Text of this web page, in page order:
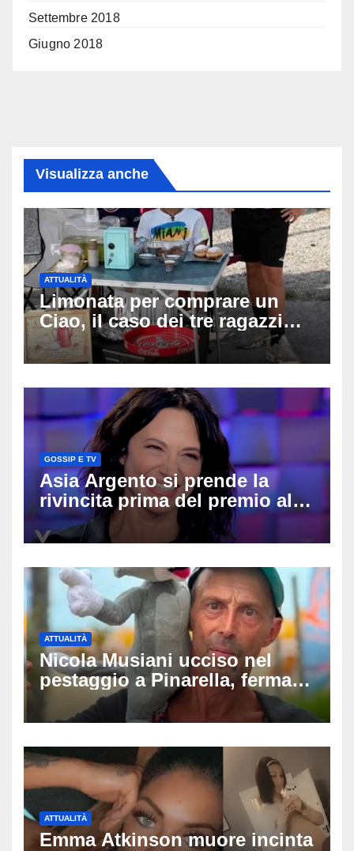
Settembre 2018
Giugno 2018
Visualizza anche
ATTUALITÀ
Limonata per comprare un
Ciao, il caso dei tre ragazzi
divide l’Italia: Fedriga li invita
in Regione, Vannacci li
GOSSIP E TV
Asia Argento si prende la
rivincita prima del premio alla
carriera: «Mi chiamano
raccomandata e cagna»
ATTUALITÀ
Nicola Musiani ucciso nel
pestaggio a Pinarella, fermati
quattro giovani: la svolta
dopo video, intercettazioni e
ATTUALITÀ
Emma Atkinson muore incinta